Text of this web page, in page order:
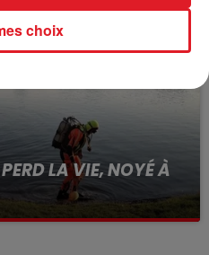
LA VIE, NOYÉ À
choix